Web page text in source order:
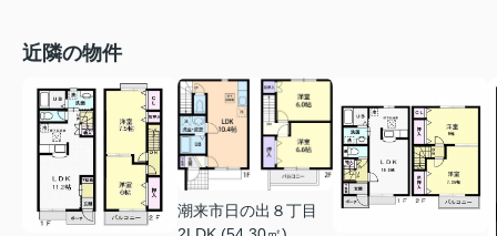
近隣の物件
潮来市日の出８丁目